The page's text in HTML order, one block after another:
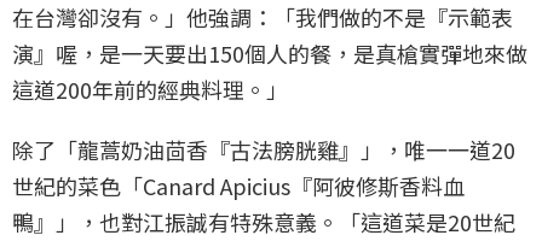
在台灣卻沒有。」他強調：「我們做的不是『示範表
演』喔，是一天要出150個人的餐，是真槍實彈地來做
這道200年前的經典料理。」
除了「龍蒿奶油茴香『古法膀胱雞』」，唯一一道20
世紀的菜色「Canard Apicius『阿彼修斯香料血
鴨』」，也對江振誠有特殊意義。「這道菜是20世紀